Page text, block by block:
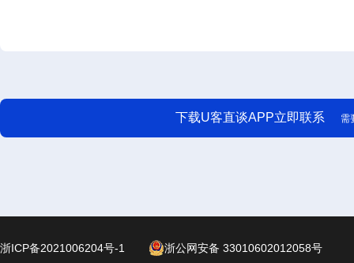
下载U客直谈APP立即联系 需
浙ICP备2021006204号-1 浙公网安备 33010602012058号